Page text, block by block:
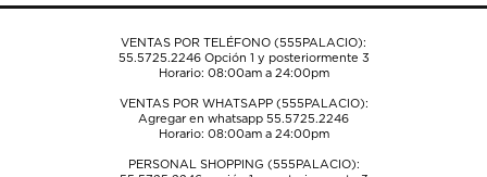
envío.envío.envío.envío.envío.
VENTAS POR TELÉFONO (555PALACIO):
55.5725.2246Opción 1 y posteriormente 3
Horario: 08:00am a 24:00pm
VENTAS POR WHATSAPP (555PALACIO):
Agregar en whatsapp 55.5725.2246
Horario: 08:00am a 24:00pm
PERSONAL SHOPPING (555PALACIO):